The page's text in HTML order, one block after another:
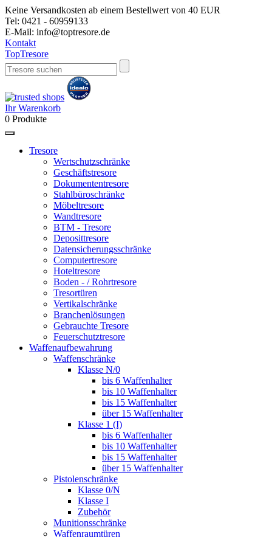
Keine Versandkosten ab einem Bestellwert von 40 EUR
Tel: 0421 - 60959133
E-Mail: info@toptresore.de
Kontakt
TopTresore
Ihr Warenkorb
0 Produkte
Tresore
Wertschutzschränke
Geschäftstresore
Dokumententresore
Stahlbüroschränke
Möbeltresore
Wandtresore
BTM - Tresore
Deposittresore
Datensicherungsschränke
Computertresore
Hoteltresore
Boden - / Rohrtresore
Tresortüren
Vertikalschränke
Branchenlösungen
Gebrauchte Tresore
Feuerschutztresore
Waffenaufbewahrung
Waffenschränke
Klasse N/0
bis 6 Waffenhalter
bis 10 Waffenhalter
bis 15 Waffenhalter
über 15 Waffenhalter
Klasse 1 (I)
bis 6 Waffenhalter
bis 10 Waffenhalter
bis 15 Waffenhalter
über 15 Waffenhalter
Pistolenschränke
Klasse 0/N
Klasse I
Zubehör
Munitionsschränke
Waffenraumtüren